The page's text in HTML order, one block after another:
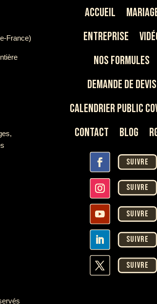
France)
Accueil
Entreprise
Nos Formules
Demande de devis
Calendrier Public
Contact
Blog
Suivre
Suivre
Suivre
Suivre
Suivre